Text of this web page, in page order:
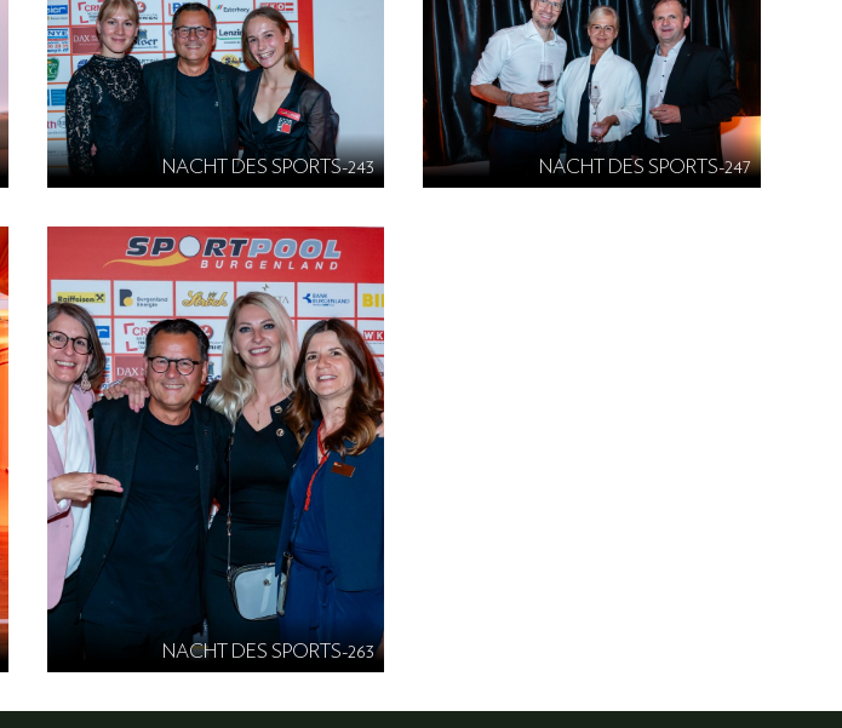
NACHT DES SPORTS-243 NACHT DES SPORTS-247
NACHT DES SPORTS-263